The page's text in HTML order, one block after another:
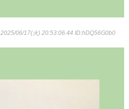
2025/06/17(火) 20:53:06.44 ID:hDQ56G0b0